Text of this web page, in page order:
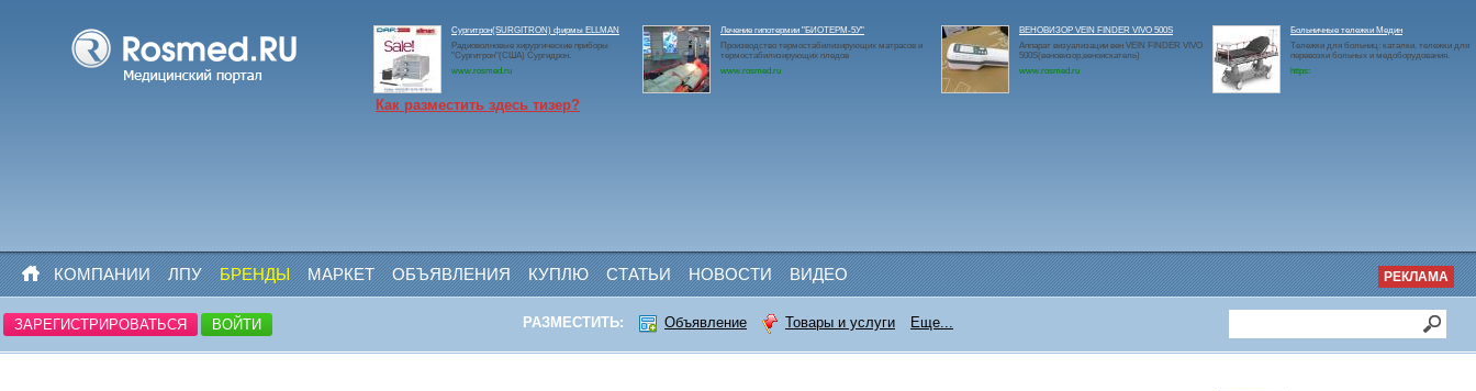
Сургитрон(SURGITRON) фирмы ELLMAN
Радиоволновые хирургические приборы
"Сургитрон"(США) Сургидрон.
www.rosmed.ru
Лечение гипотермии "БИОТЕРМ-5У"
Производство термостабилизирующих матрасов и
термостабилизирующих пледов
www.rosmed.ru
ВЕНОВИЗОР VEIN FINDER VIVO 500S
Аппарат визуализации вен VEIN FINDER VIVO
500S(веновизор,веноискатель)
www.rosmed.ru
Больничные тележки Медин
Тележки для больниц: каталки, тележки для
перевозки больных и медоборудования.
https:
Как разместить здесь тизер?
КОМПАНИИ ЛПУ БРЕНДЫ МАРКЕТ ОБЪЯВЛЕНИЯ КУПЛЮ СТАТЬИ НОВОСТИ ВИДЕО РЕКЛАМА
ЗАРЕГИСТРИРОВАТЬСЯ ВОЙТИ РАЗМЕСТИТЬ: Объявление Товары и услуги Еще...